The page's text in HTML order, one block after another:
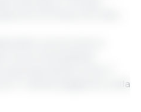
al Prezzo di Costo.
dello scorso anno e
concorrenti globali
importanza come 1°
1° cliente spagnolo) nella